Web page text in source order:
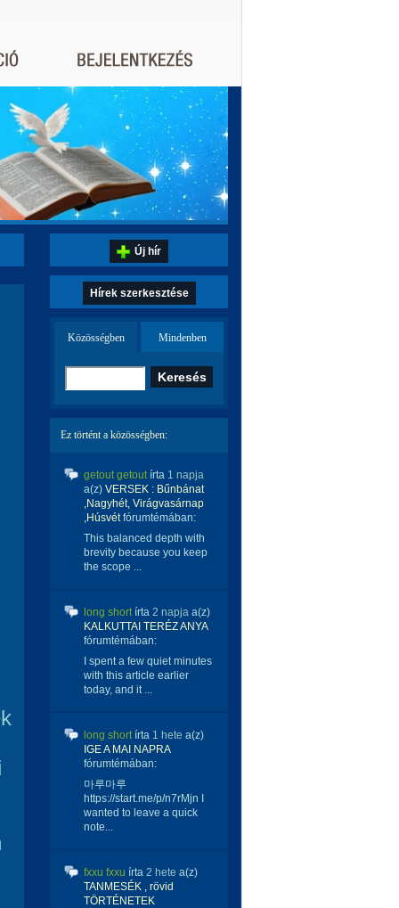
Új hír
Hírek szerkesztése
Közösségben Mindenben
Ez történt a közösségben:
getout getoutírta 1 napja
a(z) VERSEK : Bűnbánat
,Nagyhét, Virágvasárnap
,Húsvétfórumtémában:
This balanced depth with
brevity because you keep
the scope ...
long shortírta 2 napja a(z)
KALKUTTAI TERÉZ ANYA
fórumtémában:
I spent a few quiet minutes
with this article earlier
today, and it ...
long shortírta 1 hete a(z)
IGE A MAI NAPRA
fórumtémában:
마루마루
https://start.me/p/n7rMjn I
wanted to leave a quick
note...
fxxu fxxu írta 2 hete a(z)
TANMESÉK , rövid
TÖRTÉNETEK